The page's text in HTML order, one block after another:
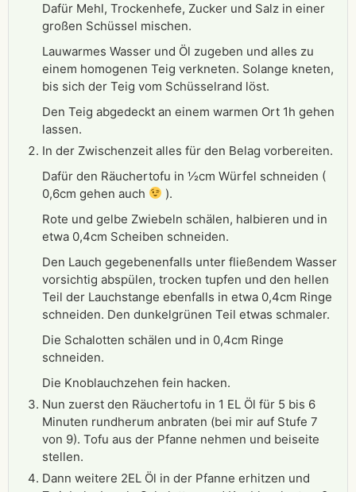
Dafür Mehl, Trockenhefe, Zucker und Salz in einer
großen Schüssel mischen.
Lauwarmes Wasser und Öl zugeben und alles zu
einem homogenen Teig verkneten. Solange kneten,
bis sich der Teig vom Schüsselrand löst.
Den Teig abgedeckt an einem warmen Ort 1h gehen
lassen.
In der Zwischenzeit alles für den Belag vorbereiten.
Dafür den Räuchertofu in ½cm Würfel schneiden (
0,6cm gehen auch
).
Rote und gelbe Zwiebeln schälen, halbieren und in
etwa 0,4cm Scheiben schneiden.
Den Lauch gegebenenfalls unter fließendem Wasser
vorsichtig abspülen, trocken tupfen und den hellen
Teil der Lauchstange ebenfalls in etwa 0,4cm Ringe
schneiden. Den dunkelgrünen Teil etwas schmaler.
Die Schalotten schälen und in 0,4cm Ringe
schneiden.
Die Knoblauchzehen fein hacken.
Nun zuerst den Räuchertofu in 1 EL Öl für 5 bis 6
Minuten rundherum anbraten (bei mir auf Stufe 7
von 9). Tofu aus der Pfanne nehmen und beiseite
stellen.
Dann weitere 2EL Öl in der Pfanne erhitzen und